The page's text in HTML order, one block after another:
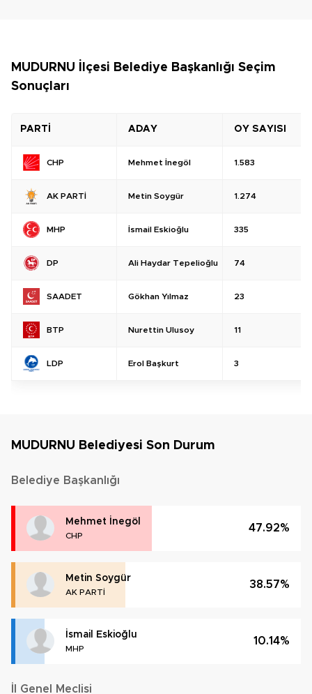
MUDURNU İlçesi Belediye Başkanlığı Seçim
Sonuçları
PARTİ ADAY OY SAYISI
CHP Mehmet İnegöl 1.583
AK PARTİ Metin Soygür 1.274
MHP İsmail Eskioğlu 335
DP Ali Haydar Tepelioğlu 74
SAADET Gökhan Yılmaz 23
BTP Nurettin Ulusoy 11
LDP Erol Başkurt 3
MUDURNU Belediyesi Son Durum
Belediye Başkanlığı
Mehmet İnegöl
CHP
47.92%
Metin Soygür
AK PARTİ
38.57%
İsmail Eskioğlu
MHP
10.14%
İl Genel Meclisi